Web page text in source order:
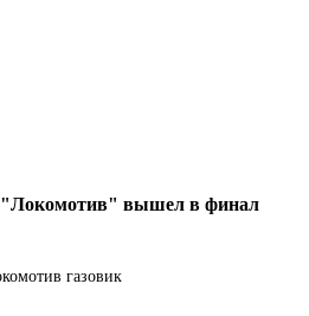
"Локомотив" вышел в финал